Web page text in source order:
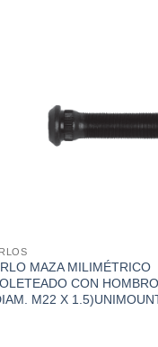
MAZA MILIMÉTRICO
CON
M22 X